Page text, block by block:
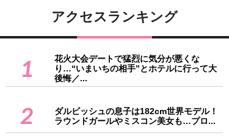
アクセスランキング
1
花火大会デートで猛烈に気分が悪くな
り…“いまいちの相手”とホテルに行って大
後悔／...
2
ダルビッシュの息子は182cm世界モデル！
ラウンドガールやミスコン美女も…プロ...